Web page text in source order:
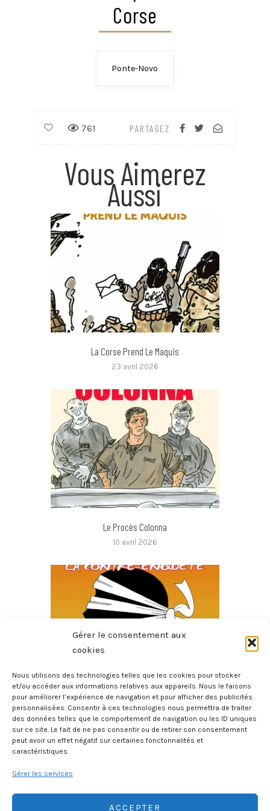
Gérer le consentement aux
cookies
Nous utilisons des technologies telles que les cookies pour stocker
et/ou accéder aux informations relatives aux appareils. Nous le faisons
pour améliorer l’expérience de navigation et pour afficher des publicités
personnalisées. Consentir à ces technologies nous permettra de traiter
des données telles que le comportement de navigation ou les ID uniques
sur ce site. Le fait de ne pas consentir ou de retirer son consentement
peut avoir un effet négatif sur certaines fonctonnalités et
caractéristiques.
Gérer les services
ACCEPTER
Corse
Ponte-Novo
PARTAGEZ
761
Vous Aimerez
Aussi
La Corse Prend Le Maquis
23 avril 2026
Le Procès Colonna
10 avril 2026
Le Dossier Corse – La Contre-Enquête
6 mars 2026